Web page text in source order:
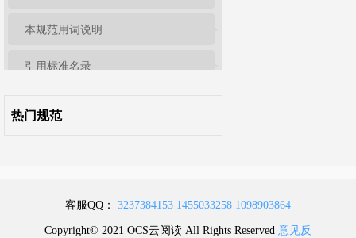
本规范用词说明
引用标准名录
热门规范
客服QQ： 3237384153 1455033258 1098903864
Copyright© 2021 OCS云阅读 All Rights Reserved 意见反